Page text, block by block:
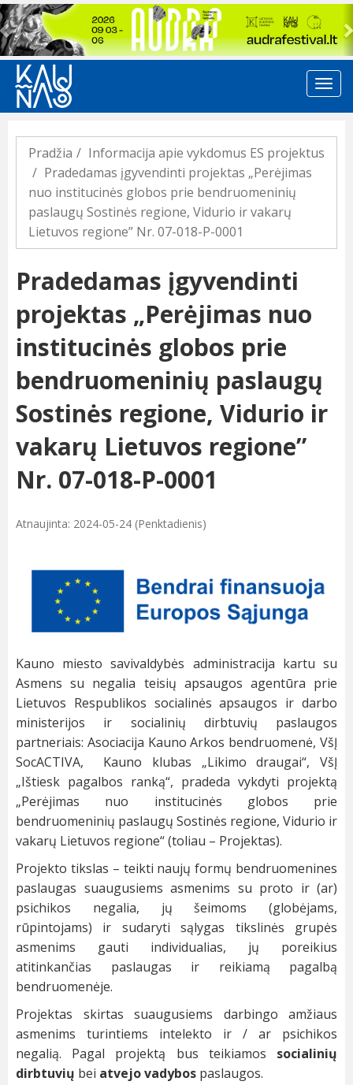
Previous
Pradžia
Informacija apie vykdomus ES projektus
Pradedamas įgyvendinti projektas „Perėjimas
nuo institucinės globos prie bendruomeninių
paslaugų Sostinės regione, Vidurio ir vakarų
Lietuvos regione” Nr. 07-018-P-0001
Pradedamas įgyvendinti
projektas „Perėjimas nuo
institucinės globos prie
bendruomeninių paslaugų
Sostinės regione, Vidurio ir
vakarų Lietuvos regione”
Nr. 07-018-P-0001
Atnaujinta: 2024-05-24 (Penktadienis)
Kauno miesto savivaldybės administracija kartu su
Asmens su negalia teisių apsaugos agentūra prie
Lietuvos Respublikos socialinės apsaugos ir darbo
ministerijos ir socialinių dirbtuvių paslaugos
partneriais: Asociacija Kauno Arkos bendruomenė, VšĮ
SocACTIVA, Kauno klubas „Likimo draugai“, VšĮ
„Ištiesk pagalbos ranką“, pradeda vykdyti projektą
„Perėjimas nuo institucinės globos prie
bendruomeninių paslaugų Sostinės regione, Vidurio ir
vakarų Lietuvos regione“ (toliau – Projektas).
Projekto tikslas – teikti naujų formų bendruomenines
paslaugas suaugusiems asmenims su proto ir (ar)
psichikos negalia, jų šeimoms (globėjams,
rūpintojams) ir sudaryti sąlygas tikslinės grupės
asmenims gauti individualias, jų poreikius
atitinkančias paslaugas ir reikiamą pagalbą
bendruomenėje.
Projektas skirtas suaugusiems darbingo amžiaus
asmenims turintiems intelekto ir / ar psichikos
negalią. Pagal projektą bus teikiamos socialinių
dirbtuvių bei atvejo vadybos paslaugos.